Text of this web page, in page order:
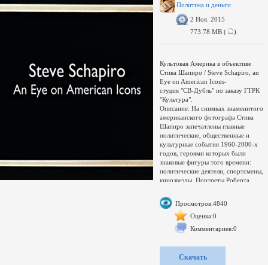
Политика и деньги
2 Ноя. 2015
773.78 MB (
)
Культовая Америка в объективе
Стива Шапиро / Steve Schapiro, an
Eye on American Icons-
студия "СВ-Дубль" по заказу ГТРК
"Культура".
Описание: На снимках знаменитого
американского фотографа Стива
Шапиро запечатлены главные
политические, общественные и
культурные события 1960-2000-х
годов, героями которых были
знаковые фигуры того времени:
политические деятели, спортсмены,
кинозвезды. Портреты Роберта
Мохаммеда Али, Марлона Брандо и
Джонни Деппа, сделанные Шапиро,
стали не просто фотографиями
знаменитостей, но и
символическими вехами истории
Шапиро освещал важнейшие
Просмотров:4840
Оценка:0
Комментариев:0
Скачать